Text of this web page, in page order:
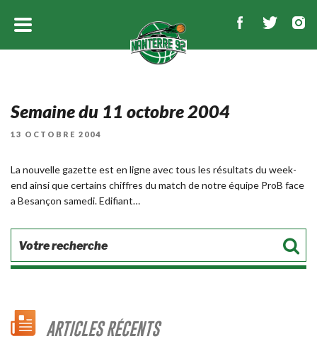
Semaine du 11 octobre 2004
PUBLIÉ
13 OCTOBRE 2004
La nouvelle gazette est en ligne avec tous les résultats du week-
end ainsi que certains chiffres du match de notre équipe ProB face
a Besançon samedi. Edifiant…
ARTICLES RÉCENTS